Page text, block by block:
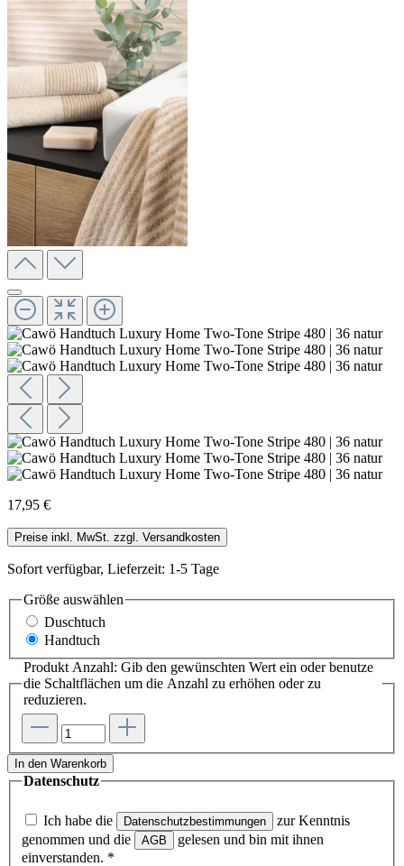
17,95 €
Preise inkl. MwSt. zzgl. Versandkosten
Sofort verfügbar, Lieferzeit: 1-5 Tage
Größe auswählen
Duschtuch
Handtuch
Produkt Anzahl: Gib den gewünschten Wert ein oder benutze
die Schaltflächen um die Anzahl zu erhöhen oder zu
reduzieren.
In den Warenkorb
Datenschutz
Ich habe die Datenschutzbestimmungen
zur Kenntnis
genommen und die
AGB
gelesen und bin mit ihnen
einverstanden. *